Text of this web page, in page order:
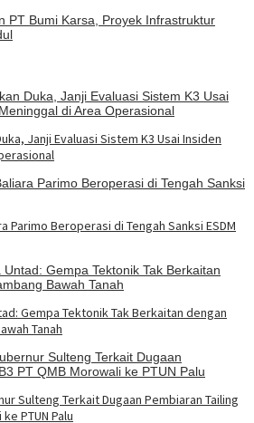
PT Bumi Karsa, Proyek Infrastruktur
Janji Evaluasi Sistem K3 Usai Insiden
Parimo Beroperasi di Tengah Sanksi ESDM
Gempa Tektonik Tak Berkaitan dengan
Tanah
Sulteng Terkait Dugaan Pembiaran Tailing
PTUN Palu